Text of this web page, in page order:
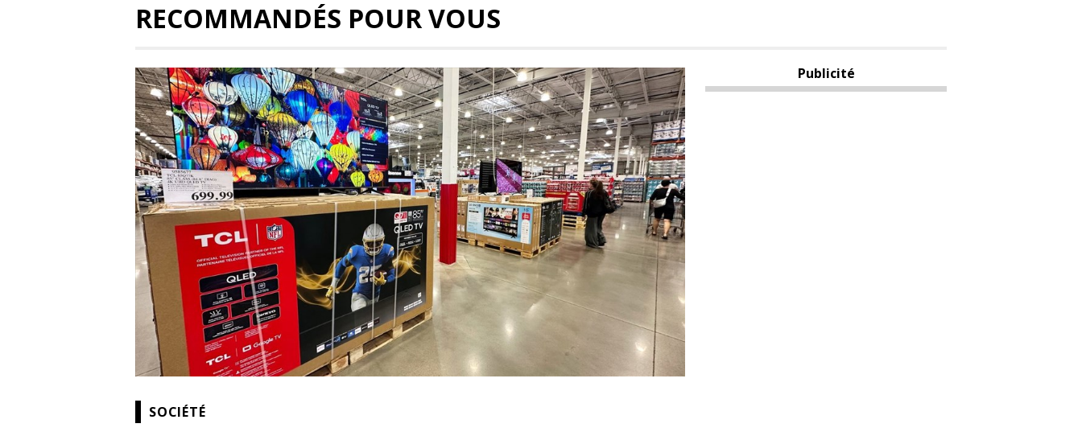
RECOMMANDÉS POUR VOUS
SOCIÉTÉ
Publicité